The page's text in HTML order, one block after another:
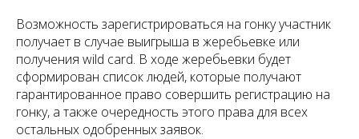
Возможность зарегистрироваться на гонку участник
получает в случае выигрыша в жеребьевке или
получения wild card. В ходе жеребьевки будет
сформирован список людей, которые получают
гарантированное право совершить регистрацию на
гонку, а также очередность этого права для всех
остальных одобренных заявок.